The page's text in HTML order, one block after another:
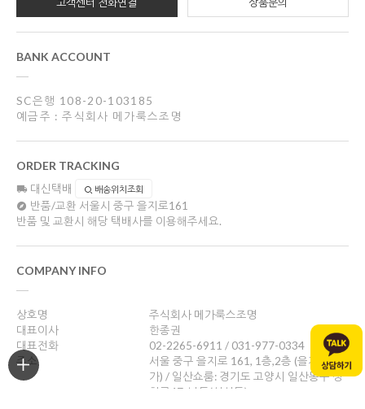
고객센터 전화연결 상품문의
BANK ACCOUNT
SC은행 108-20-103185
예금주 : 주식회사 메가룩스조명
ORDER TRACKING
대신택배 배송위치조회
반품/교환 서울시 중구 을지로161
반품 및 교환시 해당 택배사를 이용해주세요.
COMPANY INFO
상호명
주식회사 메가룩스조명
대표이사
한종권
대표전화
02-2265-6911 / 031-977-0334
주소
서울 중구 을지로 161, 1층,2층 (을지로4
가) / 일산쇼룸: 경기도 고양시 일산동구 성
현로47, 나동(성석동)